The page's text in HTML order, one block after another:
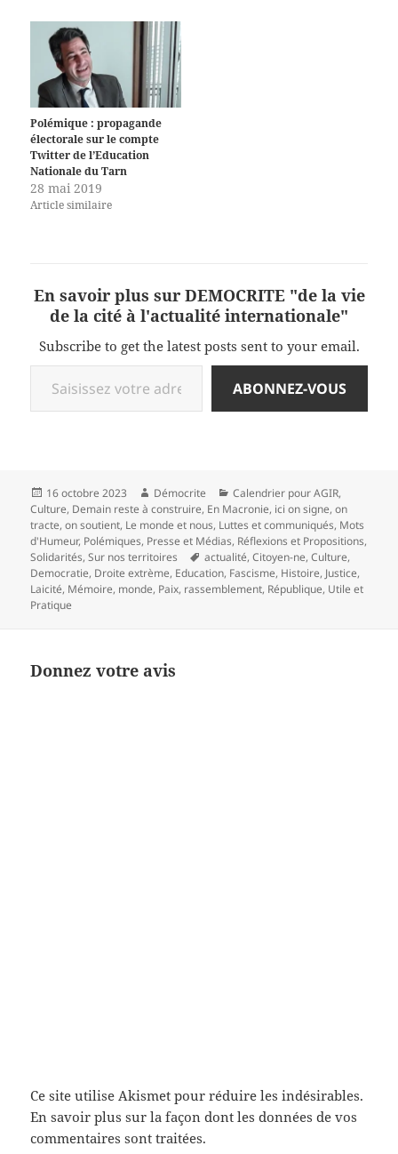
Polémique : propagande
électorale sur le compte
Twitter de l’Education
Nationale du Tarn
28 mai 2019
Article similaire
En savoir plus sur DEMOCRITE "de la vie
de la cité à l'actualité internationale"
Subscribe to get the latest posts sent to your email.
Saisissez votre adresse e-mail…
ABONNEZ-VOUS
Publié
le
16 octobre 2023 Auteur
Démocrite Catégories
Calendrier pour AGIR,
Culture, Demain reste à construire, En Macronie, ici on signe, on
tracte, on soutient, Le monde et nous, Luttes et communiqués, Mots
d'Humeur, Polémiques, Presse et Médias, Réflexions et Propositions,
Solidarités,Sur nos territoires
Mots-
clés
actualité,Citoyen-ne,Culture,
Democratie, Droite extrème, Education, Fascisme, Histoire, Justice,
Laicité, Mémoire, monde, Paix, rassemblement, République, Utile et
Pratique
Donnez votre avis
Ce site utilise Akismet pour réduire les indésirables.
En savoir plus sur la façon dont les données de vos
commentaires sont traitées.